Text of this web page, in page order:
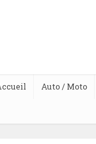
Auto / Moto